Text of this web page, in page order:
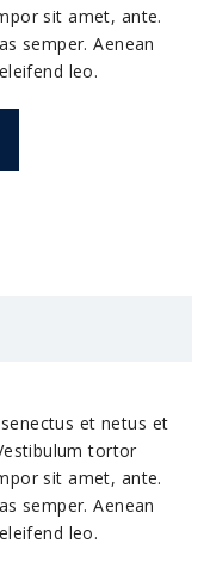
sit amet, ante.
semper. Aenean
leo.
et netus et
tortor
sit amet, ante.
semper. Aenean
leo.